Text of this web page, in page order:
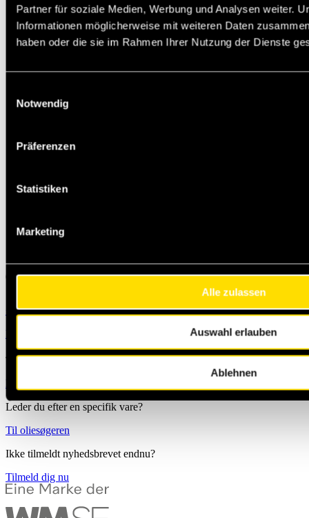
Partner für soziale Medien, Werbung und Analysen weiter.
Informationen möglicherweise mit weiteren Daten
haben oder die sie im Rahmen Ihrer Nutzung der Dienste
Notwendig
Präferenzen
Statistiken
Marketing
Alle zulassen
Auswahl erlauben
Ablehnen
+49 231 444 247 65
Michael.Jann@masteroil.com
Kontaktformular
Brug kontaktformularen til at sende os en besked
Leder du efter en specifik vare?
Til oliesøgeren
Ikke tilmeldt nyhedsbrevet endnu?
Tilmeld dig nu